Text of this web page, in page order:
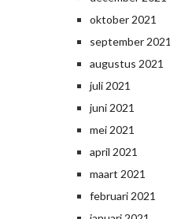
oktober 2021
september 2021
augustus 2021
juli 2021
juni 2021
mei 2021
april 2021
maart 2021
februari 2021